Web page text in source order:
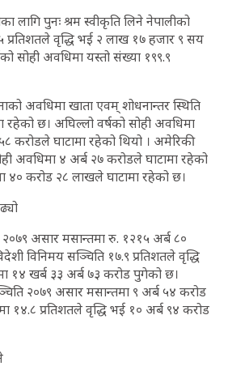
लागि पुनः श्रम स्वीकृति लिने नेपालीको
प्रतिशतले वृद्धि भई २ लाख १७ हजार ९ सय
सोही अवधिमा यस्तो संख्या १९९.९
अवधिमा खाता एवम् शोधनान्तर स्थिति
रहेको छ। अघिल्लो वर्षको सोही अवधिमा
करोडले घाटामा रहेको थियो । अमेरिकी
अवधिमा ४ अर्ब २७ करोडले घाटामा रहेको
४० करोड २८ लाखले घाटामा रहेको छ।
असार मसान्तमा रु. १२१५ अर्ब ८०
विनिमय सञ्चिति १७.९ प्रतिशतले वृद्धि
१४ खर्ब ३३ अर्ब ७३ करोड पुगेको छ।
२०७९ असार मसान्तमा ९ अर्ब ५४ करोड
१४.८ प्रतिशतले वृद्धि भई १० अर्ब ९४ करोड